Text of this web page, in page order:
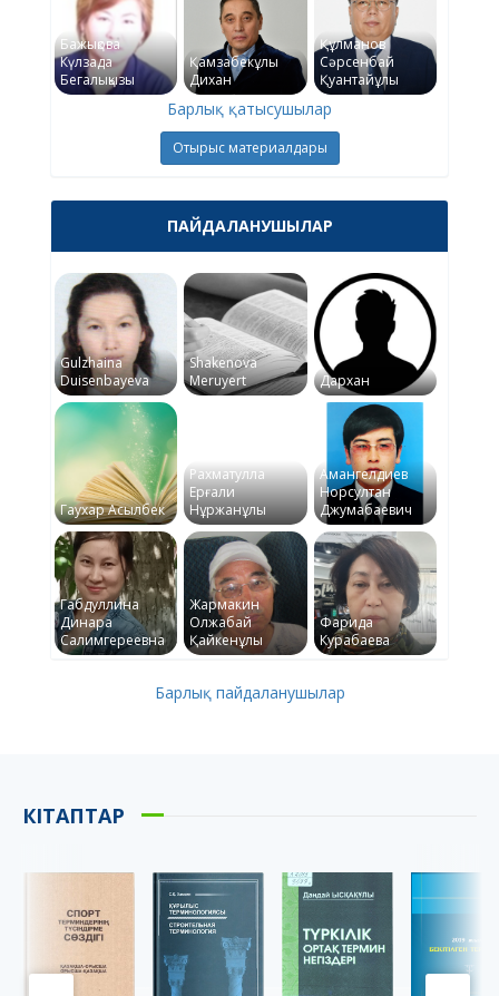
Бажықова
Күлзада
Бегалықызы
Қамзабекұлы
Дихан
Құлманов
Сәрсенбай
Қуантайұлы
Барлық қатысушылар
Отырыс материалдары
ПАЙДАЛАНУШЫЛАР
Gulzhaina
Duisenbayeva
Shakenova
Meruyert
Дархан
Гаухар Асылбек
Рахматулла
Ерғали
Нұржанұлы
Амангелдиев
Норсултан
Джумабаевич
Габдуллина
Динара
Салимгереевна
Жармакин
Олжабай
Қайкенұлы
Фарида
Курабаева
Барлық пайдаланушылар
КІТАПТАР